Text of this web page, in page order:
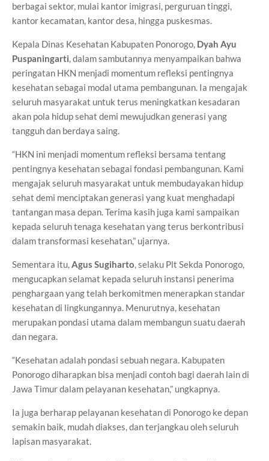
berbagai sektor, mulai kantor imigrasi, perguruan tinggi,
kantor kecamatan, kantor desa, hingga puskesmas.
Kepala Dinas Kesehatan Kabupaten Ponorogo, Dyah Ayu
Puspaningarti, dalam sambutannya menyampaikan bahwa
peringatan HKN menjadi momentum refleksi pentingnya
kesehatan sebagai modal utama pembangunan. Ia mengajak
seluruh masyarakat untuk terus meningkatkan kesadaran
akan pola hidup sehat demi mewujudkan generasi yang
tangguh dan berdaya saing.
“HKN ini menjadi momentum refleksi bersama tentang
pentingnya kesehatan sebagai fondasi pembangunan. Kami
mengajak seluruh masyarakat untuk membudayakan hidup
sehat demi menciptakan generasi yang kuat menghadapi
tantangan masa depan. Terima kasih juga kami sampaikan
kepada seluruh tenaga kesehatan yang terus berkontribusi
dalam transformasi kesehatan,” ujarnya.
Sementara itu,Agus Sugiharto, selaku Plt Sekda Ponorogo,
mengucapkan selamat kepada seluruh instansi penerima
penghargaan yang telah berkomitmen menerapkan standar
kesehatan di lingkungannya. Menurutnya, kesehatan
merupakan pondasi utama dalam membangun suatu daerah
dan negara.
“Kesehatan adalah pondasi sebuah negara. Kabupaten
Ponorogo diharapkan bisa menjadi contoh bagi daerah lain di
Jawa Timur dalam pelayanan kesehatan,” ungkapnya.
Ia juga berharap pelayanan kesehatan di Ponorogo ke depan
semakin baik, mudah diakses, dan terjangkau oleh seluruh
lapisan masyarakat.